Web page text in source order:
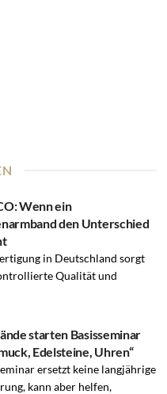
Wenn ein
den Unterschied
in Deutschland sorgt
Qualität und
starten Basisseminar
Edelsteine, Uhren“
ersetzt keine langjährige
kann aber helfen,